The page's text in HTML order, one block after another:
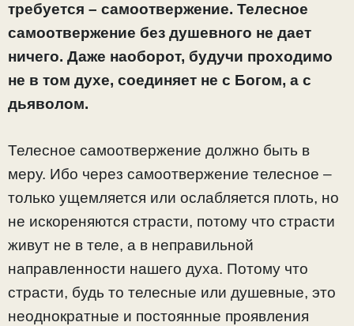
требуется – самоотвержение. Телесное
самоотвержение без душевного не дает
ничего. Даже наоборот, будучи проходимо
не в том духе, соединяет не с Богом, а с
дьяволом.
Телесное самоотвержение должно быть в
меру. Ибо через самоотвержение телесное –
только ущемляется или ослабляется плоть, но
не искореняются страсти, потому что страсти
живут не в теле, а в неправильной
направленности нашего духа. Потому что
страсти, будь то телесные или душевные, это
неоднократные и постоянные проявления